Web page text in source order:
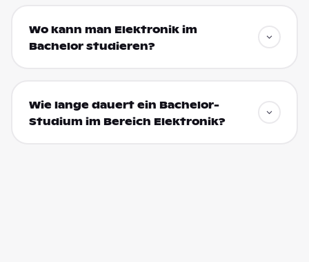
Wo kann man Elektronik im
Bachelor studieren?
Wie lange dauert ein Bachelor-
Studium im Bereich Elektronik?